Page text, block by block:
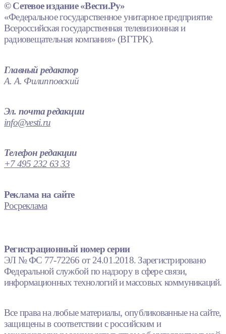
© Сетевое издание «Вести.Ру»
«Федеральное государственное унитарное предприятие
Всероссийская государственная телевизионная и
радиовещательная компания» (ВГТРК).
Главный редактор
А. А. Филипповский
Эл. почта редакции
info@vesti.ru
Телефон редакции
+7 495 232 63 33
Реклама на сайте
Росреклама
Регистрационный номер серии
ЭЛ № ФС 77-72266 от 24.01.2018. Зарегистрировано
Федеральной службой по надзору в сфере связи,
информационных технологий и массовых коммуникаций.
Все права на любые материалы, опубликованные на сайте,
защищены в соответствии с российским и